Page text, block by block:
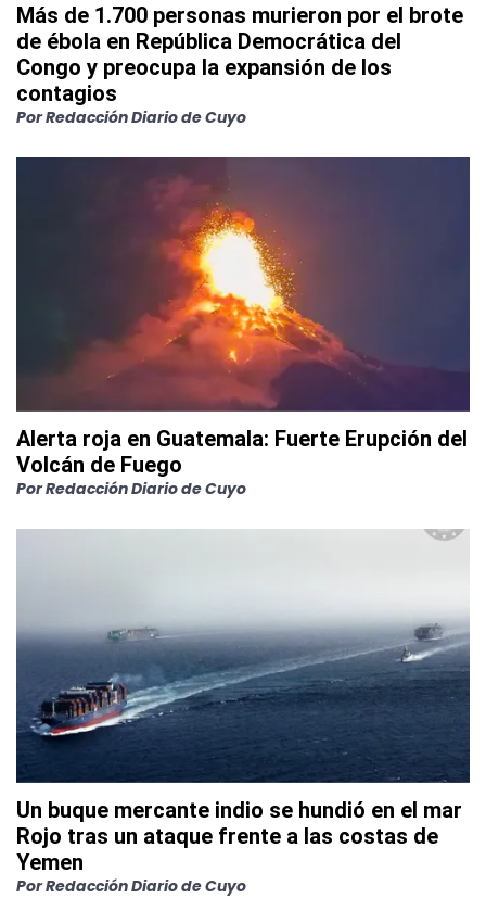
Más de 1.700 personas murieron por el brote
de ébola en República Democrática del
Congo y preocupa la expansión de los
contagios
PorRedacción Diario de Cuyo
Alerta roja en Guatemala: Fuerte Erupción del
Volcán de Fuego
PorRedacción Diario de Cuyo
Un buque mercante indio se hundió en el mar
Rojo tras un ataque frente a las costas de
Yemen
PorRedacción Diario de Cuyo